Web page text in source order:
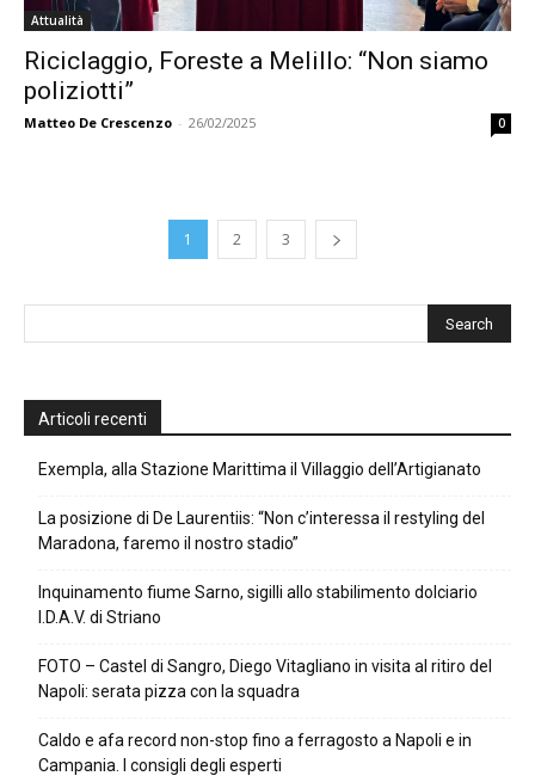
Attualità
Riciclaggio, Foreste a Melillo: “Non siamo
poliziotti”
Matteo De Crescenzo - 26/02/2025 0
1 2 3
Articoli recenti
Exempla, alla Stazione Marittima il Villaggio dell’Artigianato
La posizione di De Laurentiis: “Non c’interessa il restyling del
Maradona, faremo il nostro stadio”
Inquinamento fiume Sarno, sigilli allo stabilimento dolciario
I.D.A.V. di Striano
FOTO – Castel di Sangro, Diego Vitagliano in visita al ritiro del
Napoli: serata pizza con la squadra
Caldo e afa record non-stop fino a ferragosto a Napoli e in
Campania. I consigli degli esperti